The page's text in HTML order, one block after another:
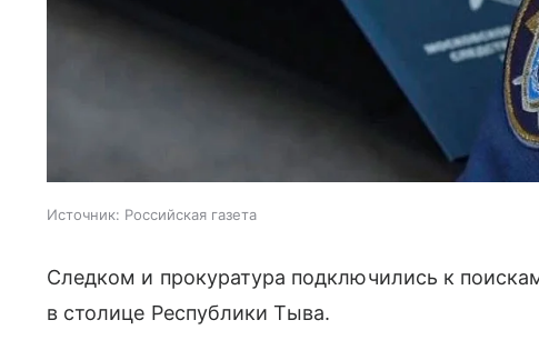
Источник: Российская газета
Следком и прокуратура подключились к
в столице Республики Тыва.